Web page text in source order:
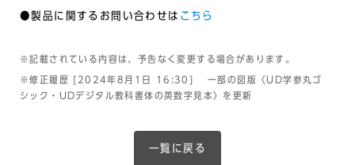
●製品に関するお問い合わせは こちら
※記載されている内容は、予告なく変更する場合があります。
※修正履歴 [2024年8月1日 16:30] 一部の図版〈UD学参丸ゴ
シック・UDデジタル教科書体の英数字見本〉を更新
一覧に戻る